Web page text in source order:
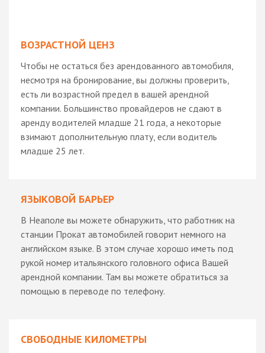
ВОЗРАСТНОЙ ЦЕНЗ
Чтобы не остаться без арендованного автомобиля,
несмотря на бронирование, вы должны проверить,
есть ли возрастной предел в вашей арендной
компании. Большинство провайдеров не сдают в
аренду водителей младше 21 года, а некоторые
взимают дополнительную плату, если водитель
младше 25 лет.
ЯЗЫКОВОЙ БАРЬЕР
В Неаполе вы можете обнаружить, что работник на
станции Прокат автомобилей говорит немного на
английском языке. В этом случае хорошо иметь под
рукой номер итальянского головного офиса Вашей
арендной компании. Там вы можете обратиться за
помощью в переводе по телефону.
СВОБОДНЫЕ КИЛОМЕТРЫ